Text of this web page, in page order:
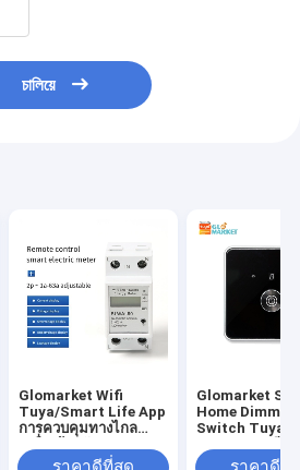
চালিয়ে
Glomarket Wifi
Tuya/Smart Life App
การควบคุมทางไกล
ร์ท เครื่องรีเล่ย์ เครื่องสวิ
Glomarket
Home Dimmer
Switch Tuya
Dimming ปรับค